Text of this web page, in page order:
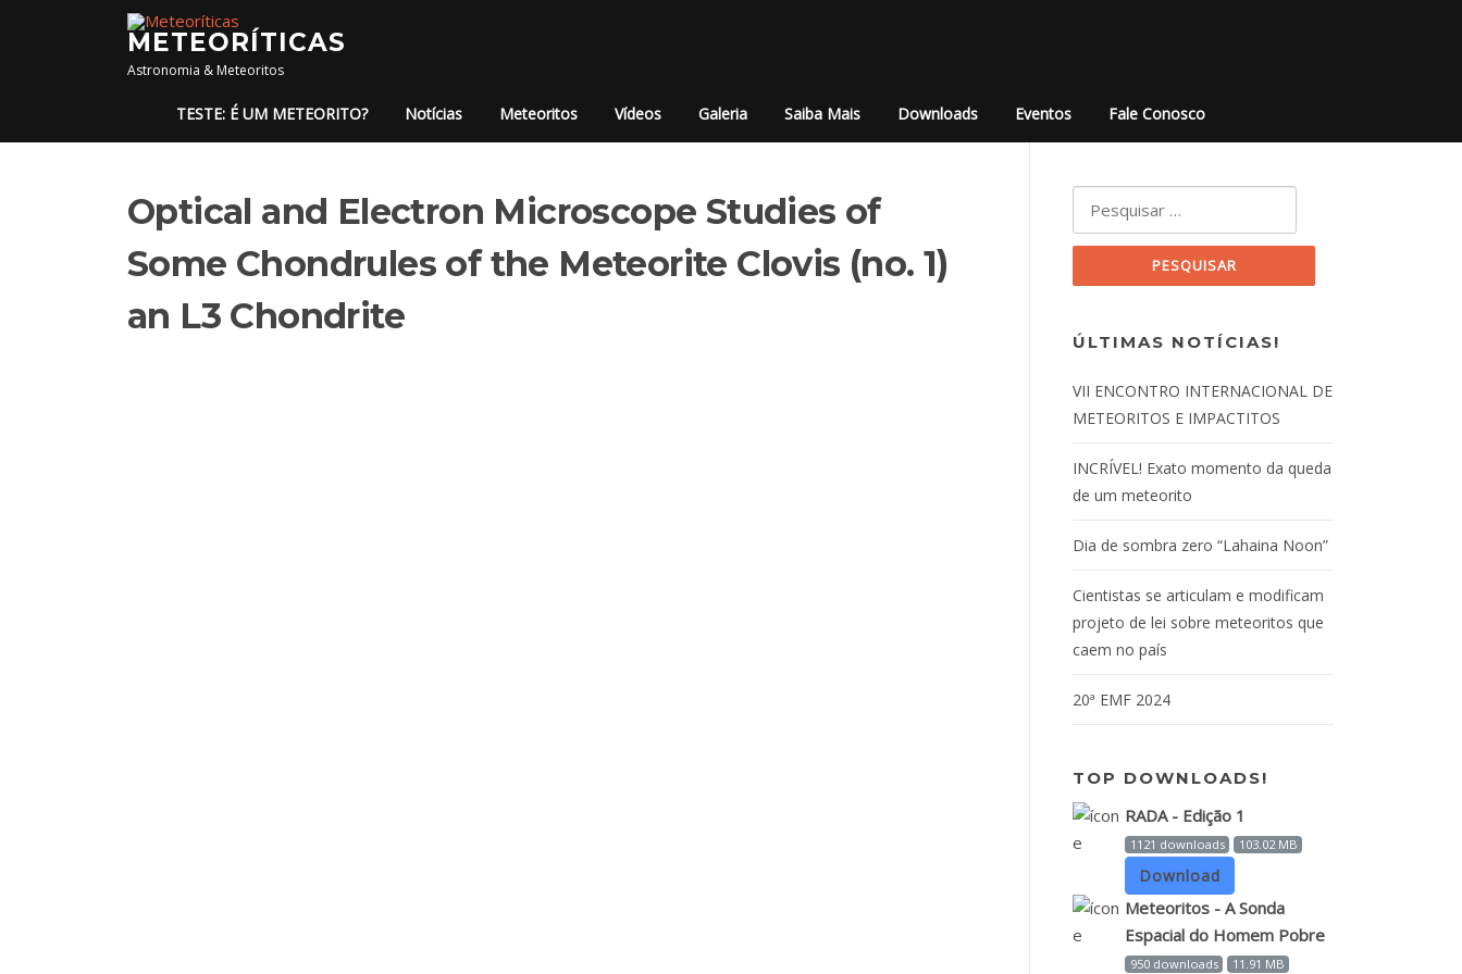
Pular para o conteúdo
METEORÍTICAS
Astronomia & Meteoritos
TESTE: É UM METEORITO? Notícias Meteoritos Vídeos Galeria Saiba Mais Downloads Eventos Fale Conosco
Optical and Electron Microscope Studies of
Some Chondrules of the Meteorite Clovis (no. 1)
an L3 Chondrite
ÚLTIMAS NOTÍCIAS!
VII ENCONTRO INTERNACIONAL DE
METEORITOS E IMPACTITOS
INCRÍVEL! Exato momento da queda
de um meteorito
Dia de sombra zero “Lahaina Noon”
Cientistas se articulam e modificam
projeto de lei sobre meteoritos que
caem no país
20ª EMF 2024
TOP DOWNLOADS!
RADA - Edição 1
1121 downloads 103.02 MB
Download
Meteoritos - A Sonda
Espacial do Homem Pobre
950 downloads 11.91 MB